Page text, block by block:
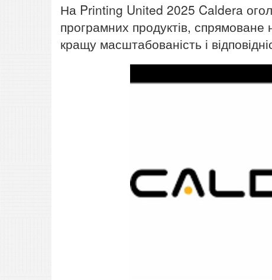
На Printing United 2025 Caldera
програмних продуктів,
кращу масштабованість і